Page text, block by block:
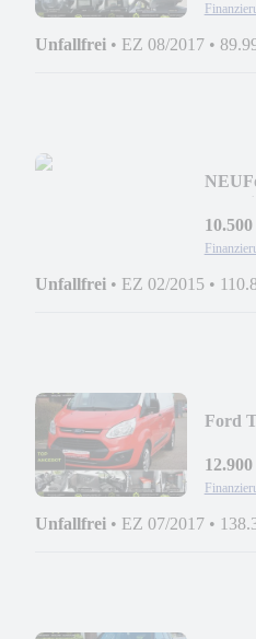
Unfallfrei • EZ 08/2017 •
NEU
10.500
Unfallfrei • EZ 02/2015 •
Ford
12.900
Unfallfrei • EZ 07/2017 •